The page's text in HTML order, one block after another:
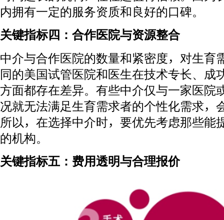
内拥有一定的服务资质和良好的口碑。
关键指标四：合作医院与资源整合
中介与合作医院的数量和紧密度，对生育
同的美国试管医院和医生在技术专长、成
方面都存在差异。有些中介仅与一家医院
况就无法满足生育需求者的个性化需求，
所以，在选择中介时，要优先考虑那些能
的机构。
关键指标五：费用透明与合理报价